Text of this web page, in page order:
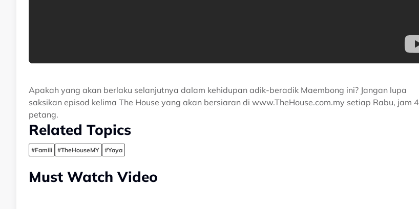
Apakah yang akan berlaku selanjutnya dalam kehidupan adik-beradik Maembong ini? Jangan lupa
saksikan episod kelima The House yang akan bersiaran di www.TheHouse.com.my setiap Rabu, jam 4
petang.
Related Topics
#Famili #TheHouseMY #Yaya
Must Watch Video